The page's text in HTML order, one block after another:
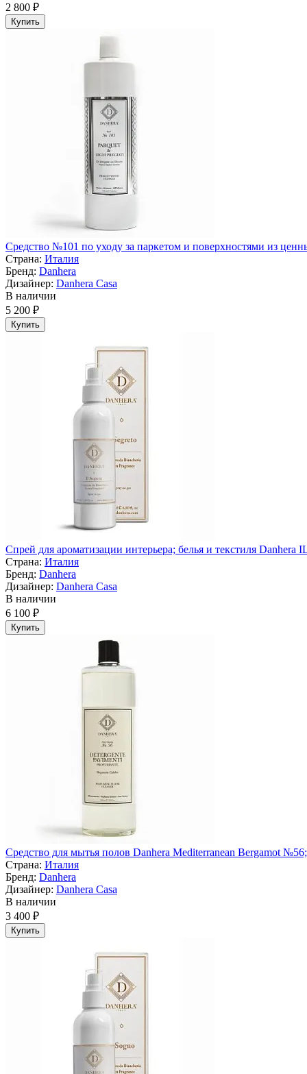
2 800 ₽
Купить
Средство №101 по уходу за паркетом и поверхностями из
Страна: Италия
Бренд: Danhera
Дизайнер: Danhera Casa
В наличии
5 200 ₽
Купить
Спрей для ароматизации интерьера; белья и текстиля Danhera
Страна: Италия
Бренд: Danhera
Дизайнер: Danhera Casa
В наличии
6 100 ₽
Купить
Средство для мытья полов Danhera Mediterranean Bergamot
Страна: Италия
Бренд: Danhera
Дизайнер: Danhera Casa
В наличии
3 400 ₽
Купить